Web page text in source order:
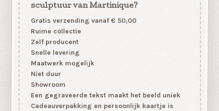
sculptuur van Martinique?
Gratis verzending vanaf € 50,00
Ruime collectie
Zelf producent
Snelle levering
Maatwerk mogelijk
Niet duur
Showroom
Een gegraveerde tekst maakt het beeld uniek
Cadeauverpakking en persoonlijk kaartje is